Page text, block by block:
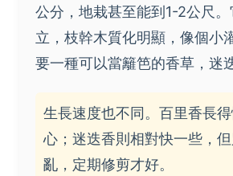
公分，地栽甚至能到1-2公尺
立，枝幹木質化明顯，像個小
要一種可以當籬笆的香草，迷
生長速度也不同。百里香長
心；迷迭香則相對快一些，
亂，定期修剪才好。